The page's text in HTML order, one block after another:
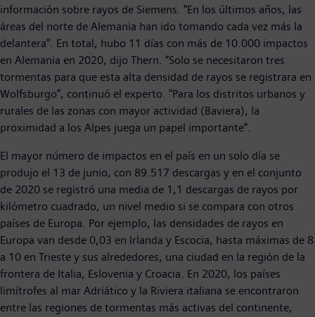
información sobre rayos de Siemens. “En los últimos años, las
áreas del norte de Alemania han ido tomando cada vez más la
delantera”. En total, hubo 11 días con más de 10.000 impactos
en Alemania en 2020, dijo Thern. “Solo se necesitaron tres
tormentas para que esta alta densidad de rayos se registrara en
Wolfsburgo”, continuó el experto. "Para los distritos urbanos y
rurales de las zonas con mayor actividad (Baviera), la
proximidad a los Alpes juega un papel importante".
El mayor número de impactos en el país en un solo día se
produjo el 13 de junio, con 89.517 descargas y en el conjunto
de 2020 se registró una media de 1,1 descargas de rayos por
kilómetro cuadrado, un nivel medio si se compara con otros
países de Europa. Por ejemplo, las densidades de rayos en
Europa van desde 0,03 en Irlanda y Escocia, hasta máximas de 8
a 10 en Trieste y sus alrededores, una ciudad en la región de la
frontera de Italia, Eslovenia y Croacia. En 2020, los países
limítrofes al mar Adriático y la Riviera italiana se encontraron
entre las regiones de tormentas más activas del continente,